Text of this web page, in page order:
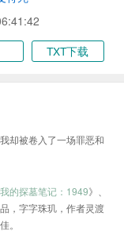
TXT下载
却被卷入了一场罪恶和
我的探墓笔记：1949》、
，字字珠玑，作者灵渡
。